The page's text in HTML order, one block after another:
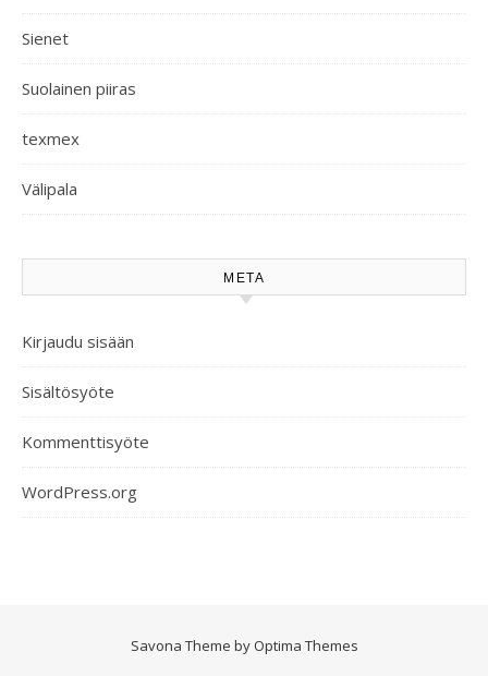
Sienet
Suolainen piiras
texmex
Välipala
META
Kirjaudu sisään
Sisältösyöte
Kommenttisyöte
WordPress.org
Savona Theme by Optima Themes